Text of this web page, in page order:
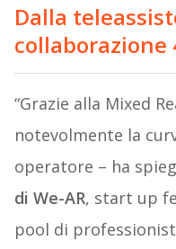
Dalla
collaborazione
“Grazie alla Mixed
notevolmente la
operatore – ha
di We-AR, start up
pool di